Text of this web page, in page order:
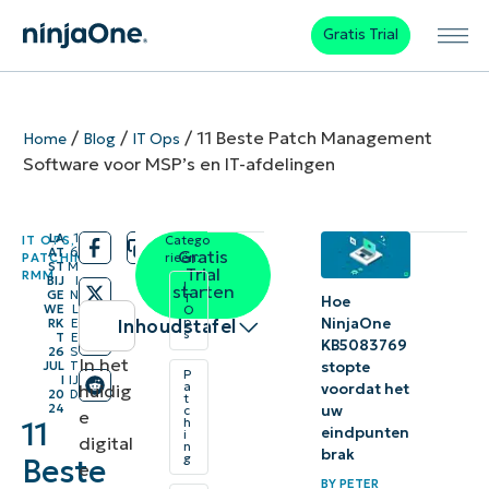
Gratis Trial
Home/ Blog/ IT Ops / 11 Beste Patch Management
Software voor MSP’s en IT-afdelingen
IT OPS,
PATCHING,
RMM
/
LA
AT
ST
BIJ
GE
WE
RK
T
26
JUL
I
20
24
/
1
6
M
I
N
L
E
E
S
T
IJ
D
11
Beste
Inhoudstafel
Directe
samenvatting
Belangrijke
kenmerken
In het
huidig
e
digital
e
Gratis
Trial
starten
Catego
rieën:
I
T
O
p
s
P
a
t
c
h
i
n
g
Hoe
NinjaOne
KB5083769
stopte
voordat het
uw
eindpunten
brak
BY PETER